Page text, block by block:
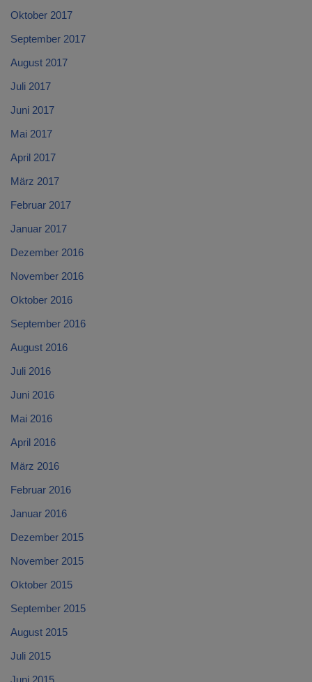
Oktober 2017
September 2017
August 2017
Juli 2017
Juni 2017
Mai 2017
April 2017
März 2017
Februar 2017
Januar 2017
Dezember 2016
November 2016
Oktober 2016
September 2016
August 2016
Juli 2016
Juni 2016
Mai 2016
April 2016
März 2016
Februar 2016
Januar 2016
Dezember 2015
November 2015
Oktober 2015
September 2015
August 2015
Juli 2015